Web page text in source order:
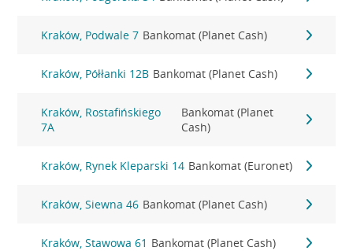
Kraków, Podwale 7 Bankomat (Planet Cash)
Kraków, Półłanki 12B Bankomat (Planet Cash)
Kraków, Rostafińskiego
7A
Bankomat (Planet
Cash)
Kraków, Rynek Kleparski 14 Bankomat (Euronet)
Kraków, Siewna 46 Bankomat (Planet Cash)
Kraków, Stawowa 61 Bankomat (Planet Cash)